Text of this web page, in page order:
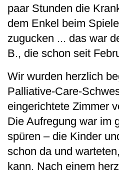
paar Stunden die
dem Enkel beim
zugucken ... das war
B., die schon seit
Wir wurden herzlich
Palliative-Care-
eingerichtete Zimmer
Die Aufregung war im
spüren – die Kinder
schon da und
kann. Nach einem